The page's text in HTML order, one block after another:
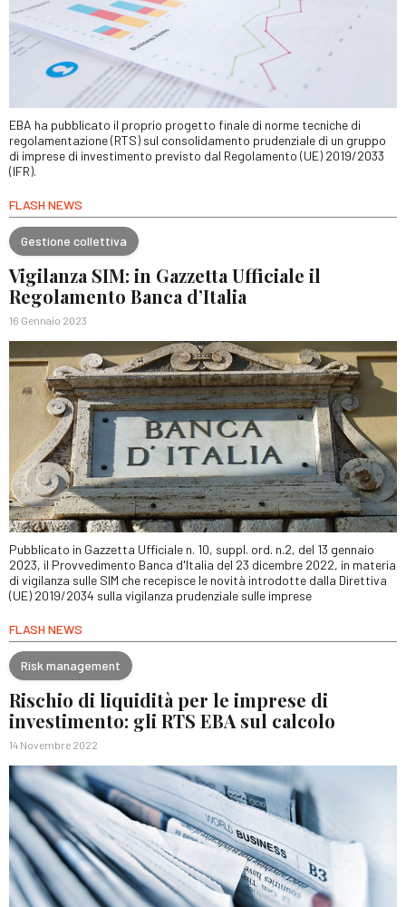
EBA ha pubblicato il proprio progetto finale di norme tecniche di
regolamentazione (RTS) sul consolidamento prudenziale di un gruppo
di imprese di investimento previsto dal Regolamento (UE) 2019/2033
(IFR).
FLASH NEWS
Gestione collettiva
Vigilanza SIM: in Gazzetta Ufficiale il
Regolamento Banca d’Italia
16 Gennaio 2023
Pubblicato in Gazzetta Ufficiale n. 10, suppl. ord. n.2, del 13 gennaio
2023, il Provvedimento Banca d'Italia del 23 dicembre 2022, in materia
di vigilanza sulle SIM che recepisce le novità introdotte dalla Direttiva
(UE) 2019/2034 sulla vigilanza prudenziale sulle imprese
FLASH NEWS
Risk management
Rischio di liquidità per le imprese di
investimento: gli RTS EBA sul calcolo
14 Novembre 2022